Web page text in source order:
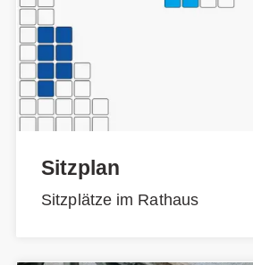
Sitzplan
Sitzplätze im Rathaus